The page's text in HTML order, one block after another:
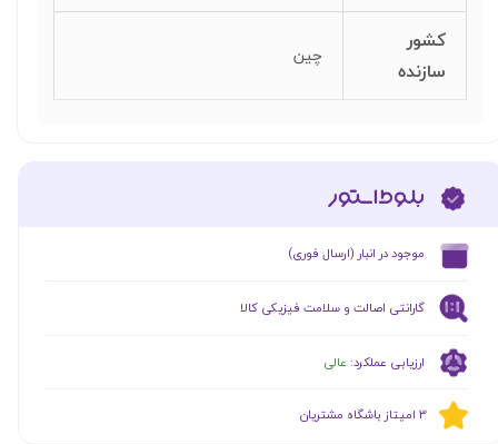
کشور
سازنده
چین
گارانتی اصالت و سلامت فیزیکی کالا
ارزیابی عملکرد: عالی
​موجود در انبار (ارسال فوری)
​​3 امیتاز باشگاه مشتریان